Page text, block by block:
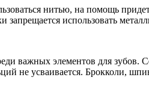
нитью, на помощь
запрещается использовать
важных элементов для зубов.
не усваивается. Брокколи,